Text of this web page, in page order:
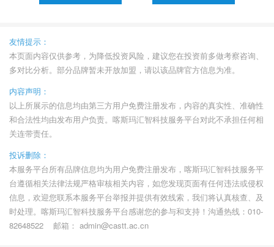
友情提示：
本页面内容仅供参考，为降低投资风险，建议您在投资前多做考察咨询、
多对比分析。部分品牌暂未开放加盟，请以该品牌官方信息为准。
内容声明：
以上所展示的信息均由第三方用户免费注册发布，内容的真实性、准确性
和合法性均由发布用户负责。喀斯玛汇智科技服务平台对此不承担任何相
关连带责任。
投诉删除：
本服务平台所有品牌信息均为用户免费注册发布，喀斯玛汇智科技服务平
台遵循相关法律法规严格审核相关内容，如您发现页面有任何违法或侵权
信息，欢迎您联系本服务平台举报并提供有效线索，我们将认真核查、及
时处理。喀斯玛汇智科技服务平台感谢您的参与和支持！沟通热线：010-
82648522 邮箱： admin@castt.ac.cn